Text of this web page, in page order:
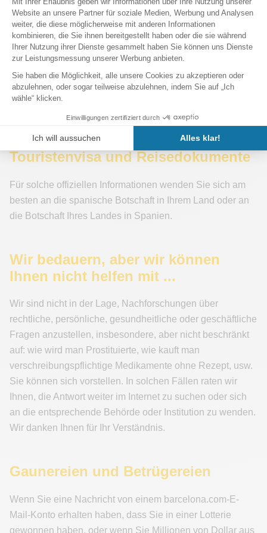
Sie bitte unseren Stadtplan von Barcelona aus. Wenn Sie
wirklich gedrucktes Material benötigen, können Sie sich an
das Fremdenverkehrsbüro wenden.
Routen und Wegbeschreibungen Am einfachsten finden
sehen, indem Sie unser interaktives Online-Kartentool
verwenden. Sie können Ihre Adresse leicht finden oder
Ihre Route planen.
Touristenvisa und Reisedokumente
Für solche offiziellen Informationen wenden Sie sich am
besten an die spanische Botschaft in Ihrem Land oder an
die Botschaft Ihres Landes in Spanien.
Wir bedauern, aber wir können
Ihnen nicht helfen mit ...
Wir sind nicht in der Lage, Nachforschungen über
rechtliche, persönliche, gesundheitliche oder geschäftliche
Fragen anzustellen, insbesondere, aber nicht beschränkt
auf: wie wird man Prostituierte, wie kauft man
verschreibungspflichtige Medikamente ohne Rezept, usw.
Sie können sich vorstellen. In solchen Fällen raten wir
Ihnen, die Antwort weiter im Internet zu suchen oder sich
an die entsprechende Behörde oder Institution zu wenden.
Wir danken Ihnen für Ihr Verständnis.
Gaunereien und Betrügereien
Wenn Sie eine Nachricht von einem barcelona.com-E-
Mail-Konto erhalten haben, dass Sie in einer Lotterie
gewonnen haben, oder wenn Sie Millionen von Dollar aus